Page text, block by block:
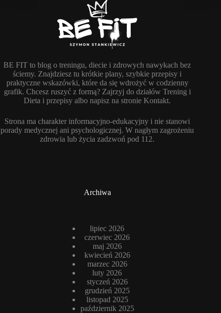
BE FIT to blog o treningu, diecie i zdrowych nawykach bez
ściemy. Znajdziesz tu krótkie plany, szybkie przepisy i
praktyczne wskazówki, które da się wdrożyć w codzienny
grafik. Chcesz ruszyć z formą? Zajrzyj do działów Trening i
Dieta i przepisy albo napisz na stronie Kontakt.
Strona ma charakter informacyjno-edukacyjny i nie stanowi
porady medycznej ani psychologicznej. W nagłym zagrożeniu
zdrowia lub życia zadzwoń pod 112.
Archiwa
lipiec 2026
czerwiec 2026
maj 2026
kwiecień 2026
marzec 2026
luty 2026
styczeń 2026
grudzień 2025
listopad 2025
październik 2025